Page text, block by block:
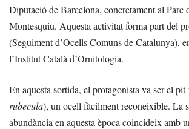
Diputació de Barcelona, concretament al Parc
Montesquiu. Aquesta activitat forma part del
(Seguiment d’Ocells Comuns de Catalunya),
l’Institut Català d’Ornitologia.
En aquesta sortida, el protagonista va ser el
rubecula), un ocell fàcilment reconeixible. La
abundància en aquesta època coincideix amb